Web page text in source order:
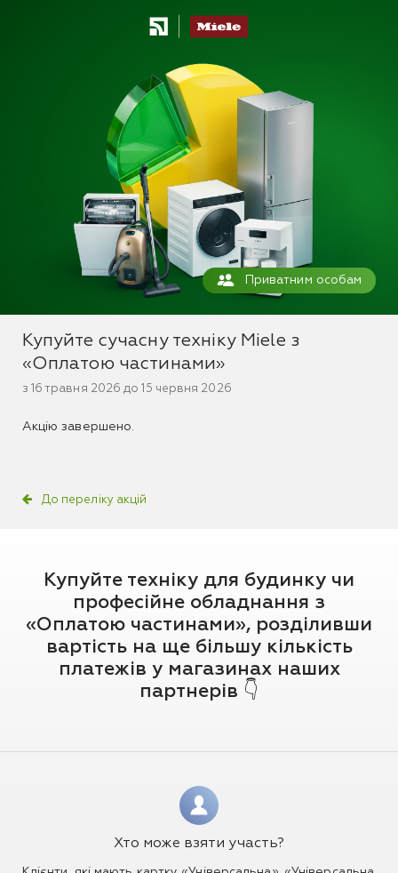
Приватним особам
До переліку акцій
Купуйте сучасну техніку Miele з
«Оплатою частинами»
з 16 травня 2026 до 15 червня 2026
Акцію завершено.
Купуйте техніку для будинку чи
професійне обладнання з
«Оплатою частинами», розділивши
вартість на ще більшу кількість
платежів у магазинах наших
партнерів 👇
Хто може взяти участь?